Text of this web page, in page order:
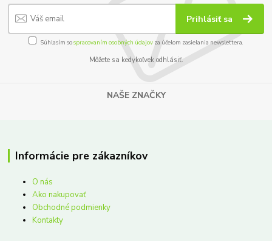
Prihlásiť sa
Súhlasím sospracovaním osobných údajov za účelom zasielania newslettera.
Môžete sa kedykoľvek odhlásiť.
NAŠE ZNAČKY
Informácie pre zákazníkov
O nás
Ako nakupovať
Obchodné podmienky
Kontakty